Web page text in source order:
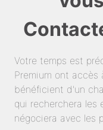
Votre temps est
Premium ont
bénéficient d'un
qui recherchera les
négociera avec les